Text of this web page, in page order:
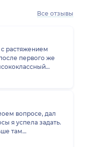
Все отзывы
растяжением
первого же
вопросе, дал
я успела задать.
там
на имя